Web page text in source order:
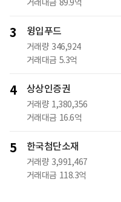
거래대금 89.9억
3 윙입푸드
거래량 346,924
거래대금 5.3억
4 상상인증권
거래량 1,380,356
거래대금 16.6억
5 한국첨단소재
거래량 3,991,467
거래대금 118.3억